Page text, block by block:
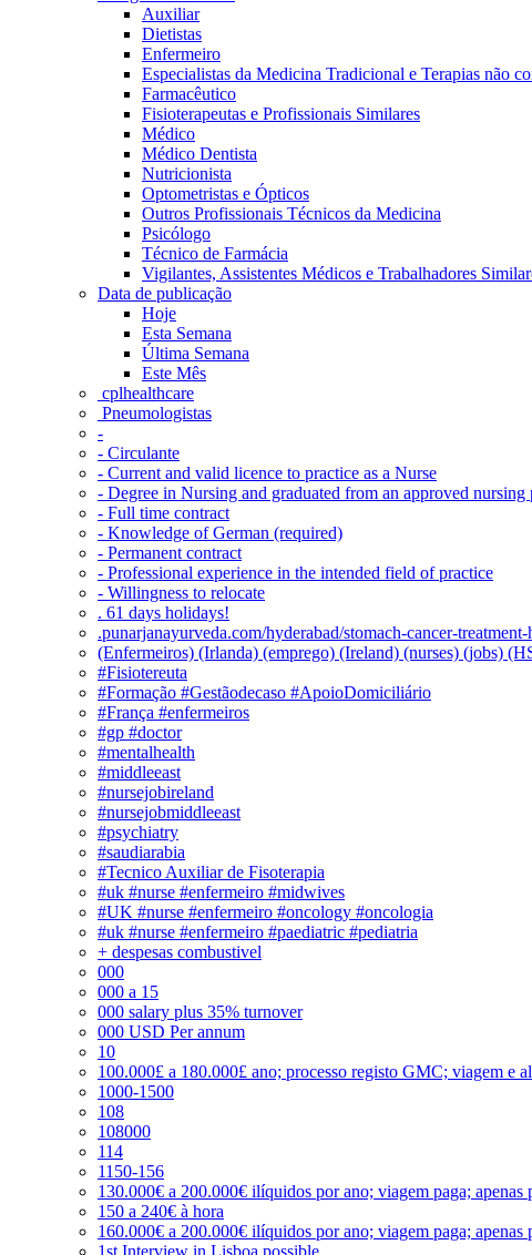
Auxiliar
Dietistas
Enfermeiro
Especialistas da Medicina Tradicional e Terapias não
Farmacêutico
Fisioterapeutas e Profissionais Similares
Médico
Médico Dentista
Nutricionista
Optometristas e Ópticos
Outros Profissionais Técnicos da Medicina
Psicólogo
Técnico de Farmácia
Vigilantes, Assistentes Médicos e Trabalhadores
Data de publicação
Hoje
Esta Semana
Última Semana
Este Mês
‎ cplhealthcare‬
Pneumologistas
-
- Circulante
- Current and valid licence to practice as a Nurse
- Degree in Nursing and graduated from an approved nursing
- Full time contract
- Knowledge of German (required)
- Permanent contract
- Professional experience in the intended field of practice
- Willingness to relocate
. 61 days holidays!
.punarjanayurveda.com/hyderabad/stomach-cancer-
(Enfermeiros) (Irlanda) (emprego) (Ireland) (nurses) (jobs)
#Fisiotereuta
#Formação #Gestãodecaso #ApoioDomiciliário
#França #enfermeiros
#gp #doctor
#mentalhealth
#middleeast
#nursejobireland
#nursejobmiddleeast
#psychiatry
#saudiarabia
#Tecnico Auxiliar de Fisoterapia
#uk #nurse #enfermeiro #midwives
#UK #nurse #enfermeiro #oncology #oncologia
#uk #nurse #enfermeiro #paediatric #pediatria
+ despesas combustivel
000
000 a 15
000 salary plus 35% turnover
000 USD Per annum
10
100.000£ a 180.000£ ano; processo registo GMC; viagem e
1000-1500
108
108000
114
1150-156
130.000€ a 200.000€ ilíquidos por ano; viagem paga;
150 a 240€ à hora
160.000€ a 200.000€ ilíquidos por ano; viagem paga;
1st Interview in Lisboa possible